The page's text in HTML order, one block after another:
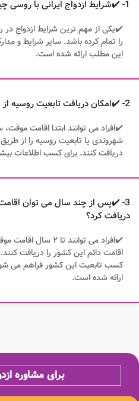
1- ✔️شرایط ازدواج ایرانی با روسی چیست؟
را تمام کرده باشد. سایر شرایط و
این مطلب ارائه شده است.
2- ✔️امکان دریافت تابعیت روسیه از طریق ازدواج وجود دارد؟
✔️افراد می توانند ابتدا اقامت
شهروندی یا تابعیت روسیه را از
دریافت کنند. برای کسب اطلاعات
3- ✔️پس از چند سال می توان اقامت
دریافت کرد؟
✔️افراد می توانند
کسب تابعیت این کشور فراهم می
ارائه شده است.
برای مشاوره